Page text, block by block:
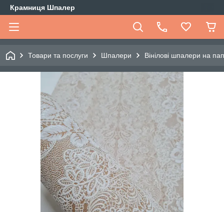
Крамниця Шпалер
Товари та послуги Шпалери Вінілові шпалери на